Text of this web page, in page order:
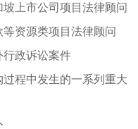
上市公司项目法律顾问
资源类项目法律顾问
行政诉讼案件
程中发生的一系列重大